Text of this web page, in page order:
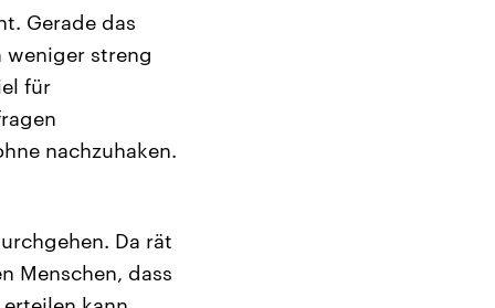
Gerade das
weniger streng
für
nachzuhaken.
Da rät
Menschen, dass